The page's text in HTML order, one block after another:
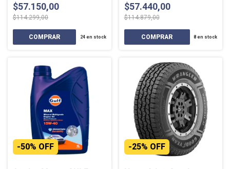
$57.150,00
$114.299,00
24en stock
$57.440,00
$114.879,00
8 en stock
-50% OFF -25% OFF